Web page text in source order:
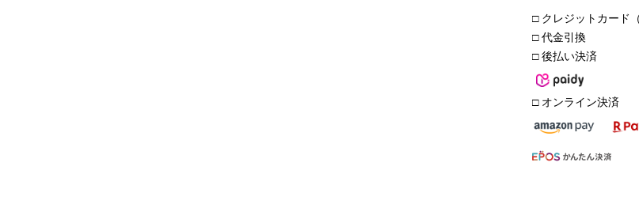
□ クレジットカード
□ 代金引換
□ 後払い決済
□ オンライン決済